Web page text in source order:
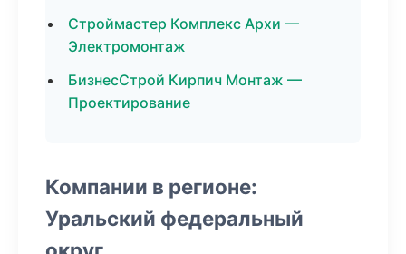
Строймастер Комплекс Архи —
Электромонтаж
БизнесСтрой Кирпич Монтаж —
Проектирование
Компании в регионе:
Уральский федеральный